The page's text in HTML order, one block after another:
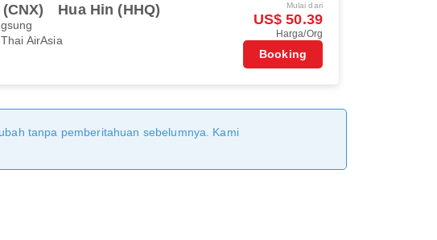
Hua Hin (HHQ)
Thai AirAsia
Mulai dari
US$ 50.39
Harga/Org
Booking
tanpa pemberitahuan sebelumnya. Kami